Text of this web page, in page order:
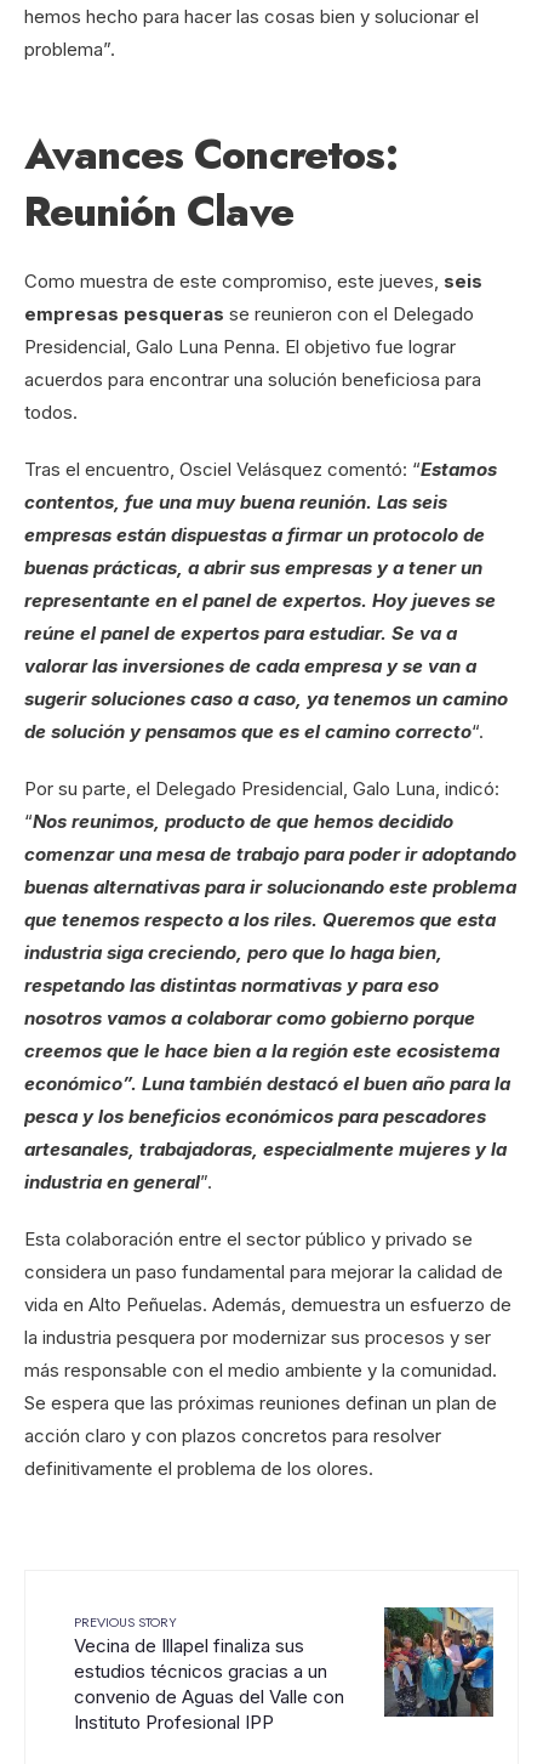
hemos hecho para hacer las cosas bien y solucionar el
problema”.
Avances Concretos:
Reunión Clave
Como muestra de este compromiso, este jueves, seis
empresas pesqueras se reunieron con el Delegado
Presidencial, Galo Luna Penna. El objetivo fue lograr
acuerdos para encontrar una solución beneficiosa para
todos.
Tras el encuentro, Osciel Velásquez comentó: “Estamos
contentos, fue una muy buena reunión. Las seis
empresas están dispuestas a firmar un protocolo de
buenas prácticas, a abrir sus empresas y a tener un
representante en el panel de expertos. Hoy jueves se
reúne el panel de expertos para estudiar. Se va a
valorar las inversiones de cada empresa y se van a
sugerir soluciones caso a caso, ya tenemos un camino
de solución y pensamos que es el camino correcto“.
Por su parte, el Delegado Presidencial, Galo Luna, indicó:
“Nos reunimos, producto de que hemos decidido
comenzar una mesa de trabajo para poder ir adoptando
buenas alternativas para ir solucionando este problema
que tenemos respecto a los riles. Queremos que esta
industria siga creciendo, pero que lo haga bien,
respetando las distintas normativas y para eso
nosotros vamos a colaborar como gobierno porque
creemos que le hace bien a la región este ecosistema
económico”. Luna también destacó el buen año para la
pesca y los beneficios económicos para pescadores
artesanales, trabajadoras, especialmente mujeres y la
industria en general”.
Esta colaboración entre el sector público y privado se
considera un paso fundamental para mejorar la calidad de
vida en Alto Peñuelas. Además, demuestra un esfuerzo de
la industria pesquera por modernizar sus procesos y ser
más responsable con el medio ambiente y la comunidad.
Se espera que las próximas reuniones definan un plan de
acción claro y con plazos concretos para resolver
definitivamente el problema de los olores.
PREVIOUS STORY
Vecina de Illapel finaliza sus
estudios técnicos gracias a un
convenio de Aguas del Valle con
Instituto Profesional IPP